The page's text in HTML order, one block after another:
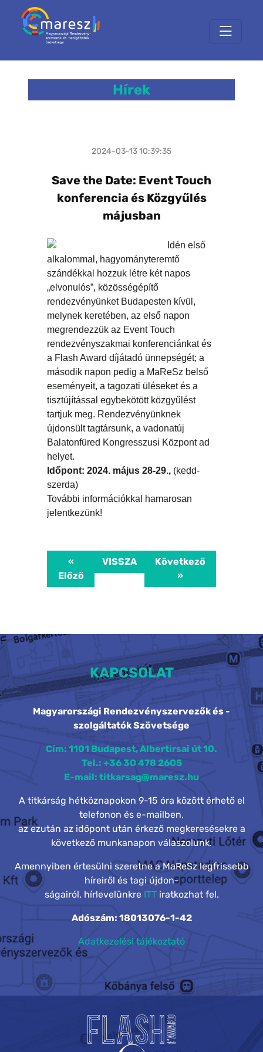
Hírek
2024-03-13 10:39:35
Save the Date: Event Touch
konferencia és Közgyűlés
májusban
Idén első
alkalommal, hagyományteremtő
szándékkal hozzuk létre két napos
„elvonulós”, közösségépítő
rendezvényünket Budapesten kívül,
melynek keretében, az első napon
megrendezzük az Event Touch
rendezvényszakmai konferenciánkat és
a Flash Award díjátadó ünnepségét; a
második napon pedig a MaReSz belső
eseményeit, a tagozati üléseket és a
tisztújítással egybekötött közgyűlést
tartjuk meg. Rendezvényünknek
újdonsült tagtársunk, a vadonatúj
Balatonfüred Kongresszusi Központ ad
helyet.
Időpont: 2024. május 28-29., (kedd-
szerda)
További információkkal hamarosan
jelentkezünk!
«
Előző
VISSZA
Következő
»
KAPCSOLAT
Magyarországi Rendezvényszervezők és -
szolgáltatók Szövetsége
Cím: 1101 Budapest, Albertirsai út 10.
Tel.: +36 30 478 2605
E-mail: titkarsag@maresz.hu
A titkárság hétköznapokon 9-15 óra között érhető el
telefonon és e-mailben,
az ezután az időpont után érkező megkeresésekre a
következő munkanapon válaszolunk.
Amennyiben értesülni szeretne a MaReSz legfrissebb
híreiről és tagi újdon-
ságairól, hírlevelünkre ITTiratkozhat fel.
Adószám: 18013076-1-42
Adatkezelési tájékoztató